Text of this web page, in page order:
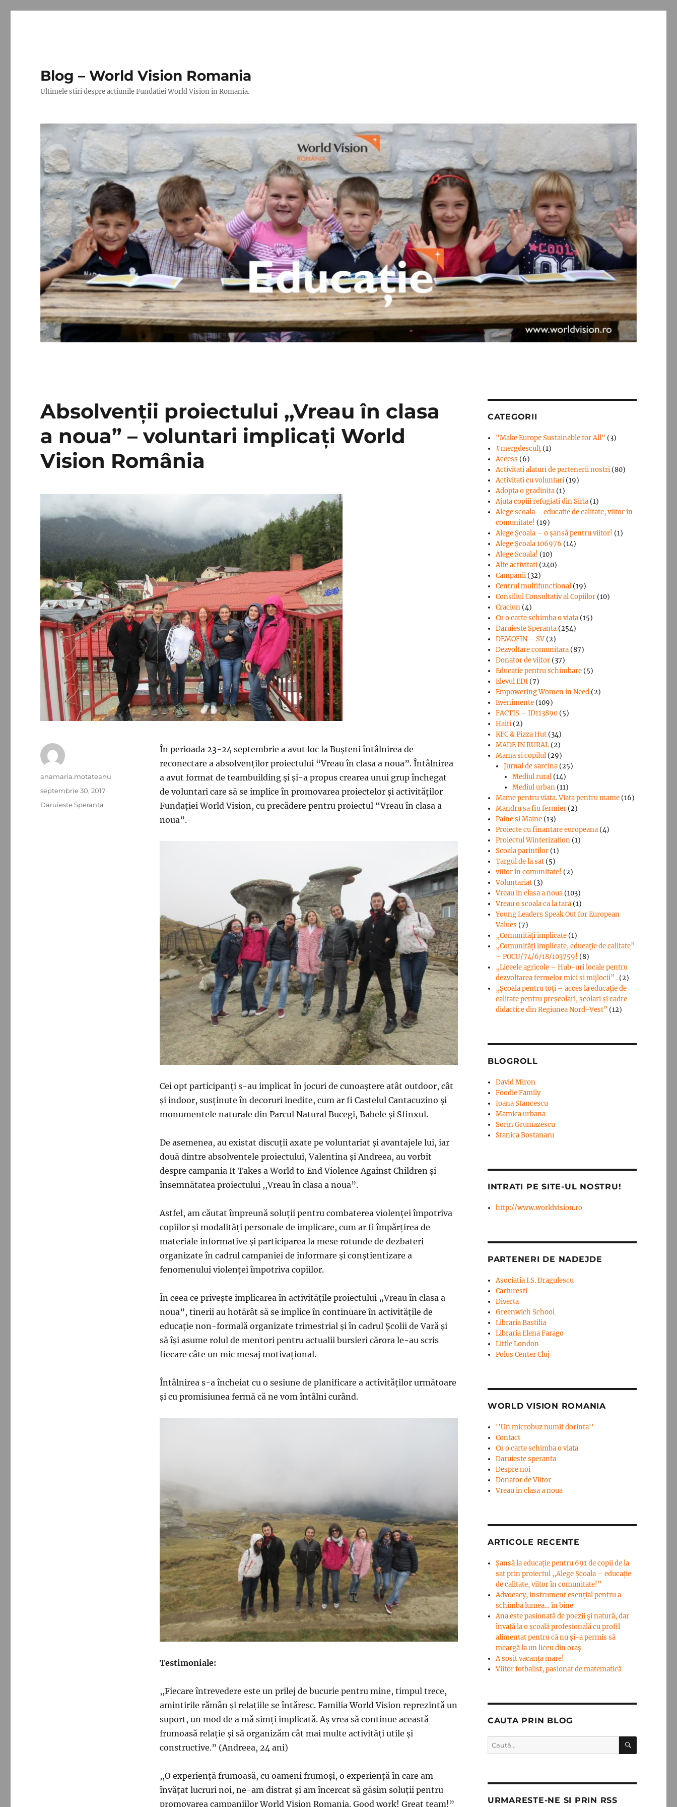
Blog – World Vision Romania
Ultimele stiri despre actiunile Fundatiei World Vision in Romania.
Absolvenţii proiectului ,,Vreau în clasa
a noua” – voluntari implicaţi World
Vision România
În perioada 23-24 septembrie a avut loc la Bușteni întâlnirea de
reconectare a absolvenților proiectului “Vreau în clasa a noua”. Întâlnirea
a avut format de teambuilding și și-a propus crearea unui grup închegat
de voluntari care să se implice în promovarea proiectelor și activităților
Fundației World Vision, cu precădere pentru proiectul “Vreau în clasa a
noua”.
Cei opt participanți s-au implicat în jocuri de cunoaștere atât outdoor, cât
și indoor, susținute în decoruri inedite, cum ar fi Castelul Cantacuzino și
monumentele naturale din Parcul Natural Bucegi, Babele și Sfinxul.
De asemenea, au existat discuții axate pe voluntariat și avantajele lui, iar
două dintre absolventele proiectului, Valentina și Andreea, au vorbit
despre campania It Takes a World to End Violence Against Children și
însemnătatea proiectului ,,Vreau în clasa a noua”.
Astfel, am căutat împreună soluții pentru combaterea violenței împotriva
copiilor și modalități personale de implicare, cum ar fi împărțirea de
materiale informative și participarea la mese rotunde de dezbateri
organizate în cadrul campaniei de informare și conștientizare a
fenomenului violenței împotriva copiilor.
În ceea ce privește implicarea în activitățile proiectului „Vreau în clasa a
noua”, tinerii au hotărât să se implice în continuare în activitățile de
educație non-formală organizate trimestrial și în cadrul Școlii de Vară și
să își asume rolul de mentori pentru actualii bursieri cărora le-au scris
fiecare câte un mic mesaj motivațional.
Întâlnirea s-a încheiat cu o sesiune de planificare a activităților următoare
și cu promisiunea fermă că ne vom întâlni curând.
Testimoniale:
,,Fiecare întrevedere este un prilej de bucurie pentru mine, timpul trece,
amintirile rămân și relațiile se întăresc. Familia World Vision reprezintă un
suport, un mod de a mă simți implicată. Aș vrea să continue această
frumoasă relație și să organizăm cât mai multe activități utile și
constructive.” (Andreea, 24 ani)
,,O experiență frumoasă, cu oameni frumoși, o experiență în care am
învățat lucruri noi, ne-am distrat și am încercat să găsim soluții pentru
promovarea campaniilor World Vision Romania. Good work! Great team!”
Autor
anamaria.motateanu
Publicat
septembrie 30, 2017
Categorii
Daruieste Speranta
CATEGORII
"Make Europe Sustainable for All" (3)
#mergdesculţ (1)
Access (6)
Activitati alaturi de partenerii nostri (80)
Activitati cu voluntari (19)
Adopta o gradinita (1)
Ajuta copiii refugiati din Siria (1)
Alege scoala – educatie de calitate, viitor in
comunitate! (19)
Alege Şcoala – o şansă pentru viitor! (1)
Alege Școala 106976 (14)
Alege Scoala! (10)
Alte activitati (240)
Campanii (32)
Centrul multifunctional (19)
Consiliul Consultativ al Copiilor (10)
Craciun (4)
Cu o carte schimba o viata (15)
Daruieste Speranta (254)
DEMOFIN – SV (2)
Dezvoltare comunitara (87)
Donator de viitor (37)
Educatie pentru schimbare (5)
Elevul EDI (7)
Empowering Women in Need (2)
Evenimente (109)
FACTIS – ID113890 (5)
Haiti (2)
KFC & Pizza Hut (34)
MADE IN RURAL (2)
Mama si copilul (29)
Jurnal de sarcina (25)
Mediul rural(14)
Mediul urban(11)
Mame pentru viata. Viata pentru mame (16)
Mandru sa fiu fermier (2)
Paine si Maine (13)
Proiecte cu finantare europeana (4)
Proiectul Winterization (1)
Scoala parintilor (1)
Targul de la sat (5)
viitor in comunitate! (2)
Voluntariat (3)
Vreau in clasa a noua (103)
Vreau o scoala ca la tara (1)
Young Leaders Speak Out for European
Values (7)
„Comunități implicate (1)
„Comunități implicate, educație de calitate”
– POCU/74/6/18/103759! (8)
„Liceele agricole – Hub-uri locale pentru
dezvoltarea fermelor mici şi mijlocii” . (2)
„Școala pentru toți – acces la educație de
calitate pentru preșcolari, școlari și cadre
didactice din Regiunea Nord-Vest” (12)
BLOGROLL
David Miron
Foodie Family
Ioana Stancescu
Mamica urbana
Sorin Grumazescu
Stanica Bostanaru
INTRATI PE SITE-UL NOSTRU!
http://www.worldvision.ro
PARTENERI DE NADEJDE
Asociatia I.S. Dragulescu
Carturesti
Diverta
Greenwich School
Libraria Bastilia
Libraria Elena Farago
Little London
Polus Center Cluj
WORLD VISION ROMANIA
''Un microbuz numit dorinta''
Contact
Cu o carte schimba o viata
Daruieste speranta
Despre noi
Donator de Viitor
Vreau in clasa a noua
ARTICOLE RECENTE
Șansă la educație pentru 691 de copii de la
sat prin proiectul ,,Alege Școala – educație
de calitate, viitor în comunitate!”
Advocacy, instrument esenţial pentru a
schimba lumea… în bine
Ana este pasionată de poezii și natură, dar
învață la o școală profesională cu profil
alimentat pentru că nu și-a permis să
meargă la un liceu din oraș
A sosit vacanța mare!
Viitor fotbalist, pasionat de matematică
CAUTA PRIN BLOG
Caută
după:
CĂUTARE
URMARESTE-NE SI PRIN RSS